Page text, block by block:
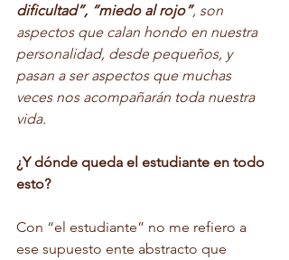
dificultad”, “miedo al rojo”, son
aspectos que calan hondo en nuestra
personalidad, desde pequeños, y
pasan a ser aspectos que muchas
veces nos acompañarán toda nuestra
vida.
¿Y dónde queda el estudiante en todo
esto?
Con “el estudiante” no me refiero a
ese supuesto ente abstracto que